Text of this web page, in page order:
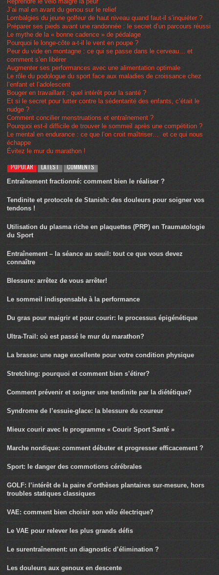
J’ai mal en avant du genou sur le relief
Lombalgies du jeune golfeur de haut niveau quand faut-il s’inquiéter ?
Préparer ses pieds avant une randonnée : le secret d’un parcours réussi
Le mythe de la « bonne cadence » de pédalage
Pourquoi le longe-côte a-t-il le vent en poupe ?
Peur du vide en montagne : ce qui se passe dans le cerveau… et
comment s’en libérer
Augmenter ses performances avec une alimentation optimale
Le rôle du podologue du sport face aux maladies de croissance chez
l’enfant et l’adolescent
Bouger en travaillant : quel intérêt pour la santé ?
Et si le secret pour lutter contre la sédentarité des enfants, c’était le
nudge ?
Comment concilier menstruations et entraînement ?
Pourquoi est-il difficile de trouver le sommeil après une compétition ?
Le mental en endurance : ce que l’on croit maîtriser… et ce qui nous
échappe
Évitez le mur du marathon !
POPULAR LATEST COMMENTS
Entraînement fractionné: comment bien le réaliser ?
Tendinite et protocole de Stanish: des douleurs pour soigner vos
tendons !
Utilisation du plasma riche en plaquettes (PRP) en Traumatologie
du Sport
Entraînement – la séance au seuil: tout ce que vous devez
connaître
Blessure: arrêtez de vous arrêter!
Le sommeil indispensable à la performance
Du gras pour maigrir et pour courir: le processus épigénétique
Ultra-Trail: où est passé le mur du marathon?
La brasse: une nage excellente pour votre condition physique
Stretching: pourquoi et comment bien s’étirer?
Comment prévenir et soigner une tendinite par la diététique?
Syndrome de l’essuie-glace: la blessure du coureur
Mieux courir avec le programme « Courir Sport Santé »
Marche nordique: comment débuter et progresser efficacement ?
Sport: le danger des commotions cérébrales
GOLF: l’intérêt de la paire d’orthèses plantaires sur-mesure, hors
troubles statiques classiques
VAE: comment bien choisir son vélo électrique?
Le VAE pour relever les plus grands défis
Le surentraînement: un diagnostic d’élimination ?
Les douleurs aux genoux en descente